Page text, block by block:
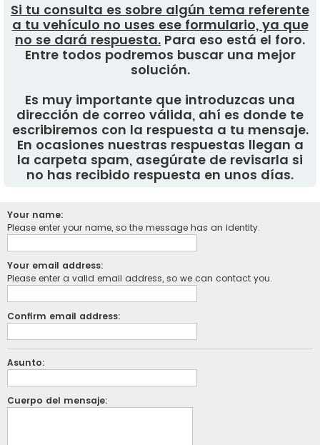
Si tu consulta es sobre algún tema referente
a tu vehículo no uses ese formulario, ya que
no se dará respuesta. Para eso está el foro.
Entre todos podremos buscar una mejor
solución.
Es muy importante que introduzcas una
dirección de correo válida, ahí es donde te
escribiremos con la respuesta a tu mensaje.
En ocasiones nuestras respuestas llegan a
la carpeta spam, asegúrate de revisarla si
no has recibido respuesta en unos días.
Your name:
Please enter your name, so the message has an identity.
Your email address:
Please enter a valid email address, so we can contact you.
Confirm email address:
Asunto:
Cuerpo del mensaje: